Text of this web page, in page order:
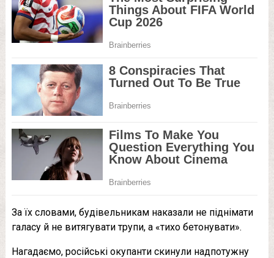
За їх словами, будівельникам наказали не піднімати
галасу й не витягувати трупи, а «тихо бетонувати».
Нагадаємо, російські окупанти скинули надпотужну